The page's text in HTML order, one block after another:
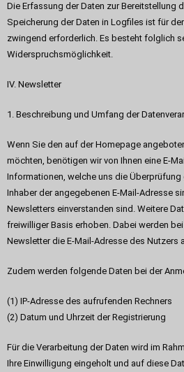
Die Erfassung der Daten zur Bereitstellung
Speicherung der Daten in Logfiles ist für
zwingend erforderlich. Es besteht folglich
Widerspruchsmöglichkeit.
IV. Newsletter
1. Beschreibung und Umfang der
Wenn Sie den auf der Homepage
möchten, benötigen wir von Ihnen eine E-
Informationen, welche uns die
Inhaber der angegebenen E-Mail-Adresse
Newsletters einverstanden sind. Weitere
freiwilliger Basis erhoben. Dabei werden
Newsletter die E-Mail-Adresse des Nutzers
Zudem werden folgende Daten bei der
(1) IP-Adresse des aufrufenden Rechners
(2) Datum und Uhrzeit der Registrierung
Für die Verarbeitung der Daten wird im
Ihre Einwilligung eingeholt und auf diese